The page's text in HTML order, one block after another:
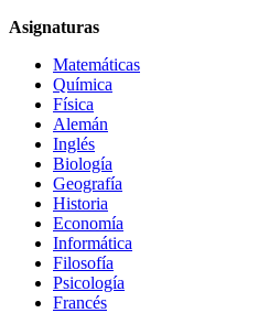
Asignaturas
Matemáticas
Química
Física
Alemán
Inglés
Biología
Geografía
Historia
Economía
Informática
Filosofía
Psicología
Francés